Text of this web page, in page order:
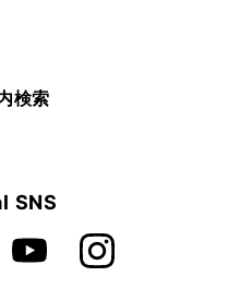
検索
SNS
Instagra
m